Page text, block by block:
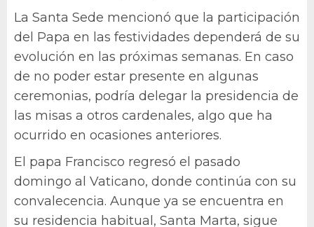
La Santa Sede mencionó que la participación
del Papa en las festividades dependerá de su
evolución en las próximas semanas. En caso
de no poder estar presente en algunas
ceremonias, podría delegar la presidencia de
las misas a otros cardenales, algo que ha
ocurrido en ocasiones anteriores.
El papa Francisco regresó el pasado
domingo al Vaticano, donde continúa con su
convalecencia. Aunque ya se encuentra en
su residencia habitual, Santa Marta, sigue